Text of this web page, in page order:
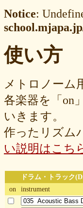
Notice:
使い方
メトロノーム
各楽器を「on
いきます。
作ったリズム
い説明はこち
ドラム・トラック
on
instrument